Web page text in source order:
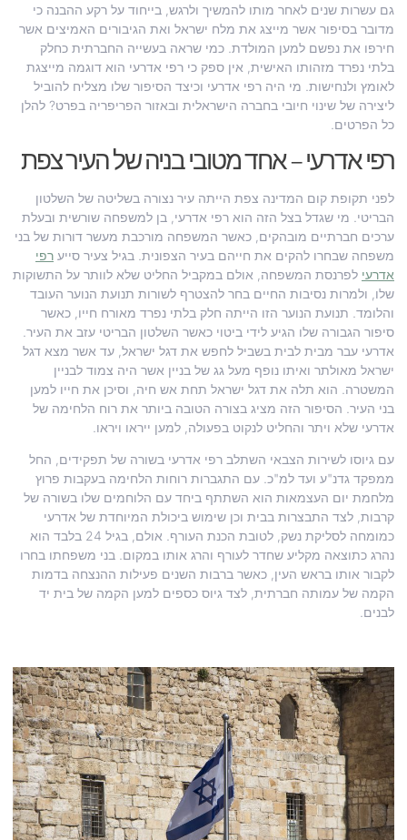
גם עשרות שנים לאחר מותו להמשיך ולרגש, בייחוד על רקע ההבנה כי
מדובר בסיפור אשר מייצג את מלח ישראל ואת הגיבורים האמיצים אשר
חירפו את נפשם למען המולדת. כמי שראה בעשייה החברתית כחלק
בלתי נפרד מזהותו האישית, אין ספק כי רפי אדרעי הוא דוגמה מייצגת
לאומץ ולנחישות. מי היה רפי אדרעי וכיצד הסיפור שלו מצליח להוביל
ליצירה של שינוי חיובי בחברה הישראלית ובאזור הפריפריה בפרט? להלן
כל הפרטים.
רפי אדרעי – אחד מטובי בניה של העיר צפת
לפני תקופת קום המדינה צפת הייתה עיר נצורה בשליטה של השלטון
הבריטי. מי שגדל בצל הזה הוא רפי אדרעי, בן למשפחה שורשית ובעלת
ערכים חברתיים מובהקים, כאשר המשפחה מורכבת מעשר דורות של בני
משפחה שבחרו להקים את חייהם בעיר הצפונית. בגיל צעיר סייע רפי
אדרעי לפרנסת המשפחה, אולם במקביל החליט שלא לוותר על התשוקות
שלו, ולמרות נסיבות החיים בחר להצטרף לשורות תנועת הנוער העובד
והלומד. תנועת הנוער הזו הייתה חלק בלתי נפרד מאורח חייו, כאשר
סיפור הגבורה שלו הגיע לידי ביטוי כאשר השלטון הבריטי עזב את העיר.
אדרעי עבר מבית לבית בשביל לחפש את דגל ישראל, עד אשר מצא דגל
ישראל מאולתר ואיתו נופף מעל גג של בניין אשר היה צמוד לבניין
המשטרה. הוא תלה את דגל ישראל תחת אש חיה, וסיכן את חייו למען
בני העיר. הסיפור הזה מציג בצורה הטובה ביותר את רוח הלחימה של
אדרעי שלא ויתר והחליט לנקוט בפעולה, למען ייראו ויראו.
עם גיוסו לשירות הצבאי השתלב רפי אדרעי בשורה של תפקידים, החל
ממפקד גדנ"ע ועד למ"כ. עם התגברות רוחות הלחימה בעקבות פרוץ
מלחמת יום העצמאות הוא השתתף ביחד עם הלוחמים שלו בשורה של
קרבות, לצד התבצרות בבית וכן שימוש ביכולת המיוחדת של אדרעי
כמומחה לסליקת נשק, לטובת הכנת העורף. אולם, בגיל 24 בלבד הוא
נהרג כתוצאה מקליע שחדר לעורף והרג אותו במקום. בני משפחתו בחרו
לקבור אותו בראש העין, כאשר ברבות השנים פעילות ההנצחה בדמות
הקמה של עמותה חברתית, לצד גיוס כספים למען הקמה של בית יד
לבנים.